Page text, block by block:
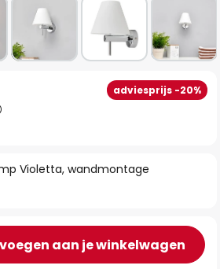
Violetta, wandmontage
adviesprijs -20%
aan je winkelwagen